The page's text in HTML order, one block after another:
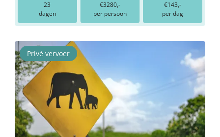
23
dagen
€3280,-
per persoon
€143,-
per dag
Privé vervoer